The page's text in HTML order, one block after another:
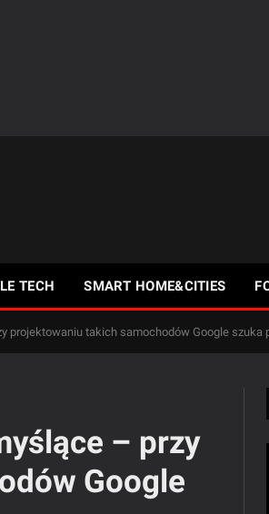
TECH SMART HOME&CITIES
projektowaniu takich samochodów Google szuka
– przy
Google